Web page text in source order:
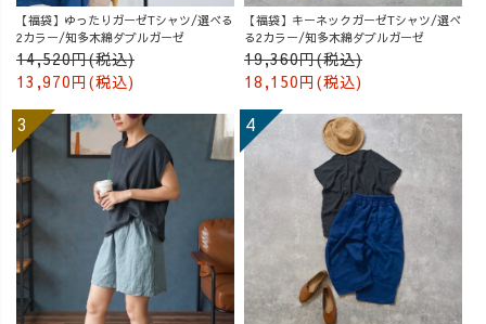
【福袋】ゆったりガーゼTシャツ/選べる
2カラー/知多木綿ダブルガーゼ
14,520円(税込)
13,970円(税込)
【福袋】キーネックガーゼTシャツ/選べ
る2カラー/知多木綿ダブルガーゼ
19,360円(税込)
18,150円(税込)